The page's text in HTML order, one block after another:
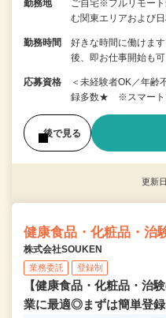
勤務地
ご自宅※フルリモー
む関東エリアおよび
勤務時間
好きな時間に働けま
後、即お仕事開始も
応募資格
＜未経験者OK／年
録多数★ ※スマート
後で見る
更新
健康食品・化粧品・治
株式会社SOUKEN
業務委託 登録制
【健康食品・化粧品・治
業に最適◎まずは簡単登録